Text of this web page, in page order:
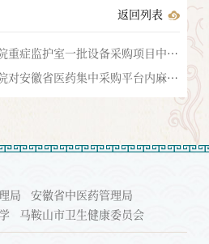
返回列表
重症监护室一批设备采购项目中标
对安徽省医药集中采购平台内麻醉
的通告
局
安徽省中医药管理局
马鞍山市卫生健康委员会